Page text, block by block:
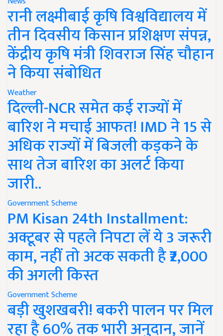
रानी लक्ष्मीबाई कृषि विश्वविद्यालय में
तीन दिवसीय किसान प्रशिक्षण संपन्न,
केंद्रीय कृषि मंत्री शिवराज सिंह चौहान
ने किया संबोधित
Weather
दिल्ली-NCR समेत कई राज्यों में
बारिश ने मचाई आफत! IMD ने 15 से
अधिक राज्यों में बिजली कड़कने के
साथ तेज बारिश का अलर्ट किया
जारी..
Government Scheme
PM Kisan 24th Installment:
अक्टूबर से पहले निपटा लें ये 3 जरूरी
काम, नहीं तो अटक सकती है ₹2,000
की अगली किस्त
Government Scheme
बड़ी खुशखबरी! बकरी पालन पर मिल
रहा है 60% तक भारी अनुदान, जानें